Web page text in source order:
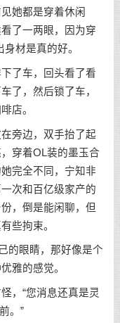
她都是穿着休闲
了一两眼，因为穿
材是真的好。
了车，回头看了看
了，然后锁了车，
店。
旁边，双手抬了起
穿着OL装的墨玉合
完全不同，宁知非
次和百亿级家产的
，倒是能闲聊，但
些拘束。
的眼睛，那好像是个
雅的感觉。
，“您消息还真是灵
。”